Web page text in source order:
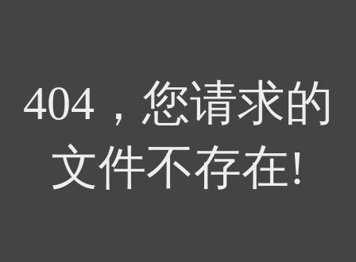
404，您请求的
文件不存在!